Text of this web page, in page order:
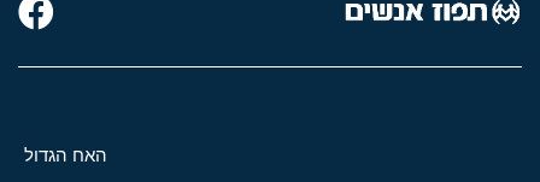
האח הגדול